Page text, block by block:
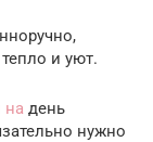
и уют.
на день
нужно